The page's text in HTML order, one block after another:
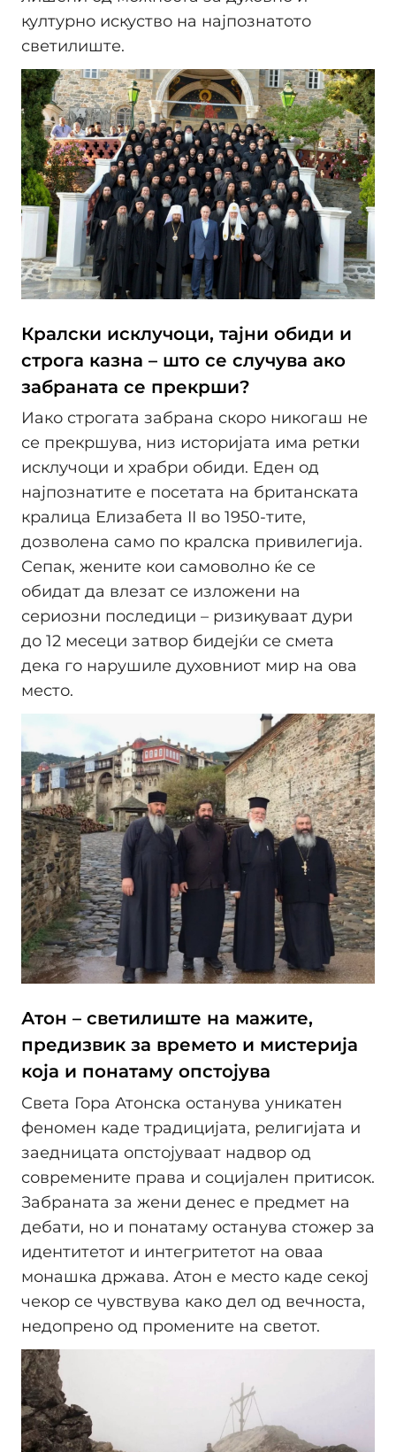
културно искуство на најпознатото
светилиште.
Кралски исклучоци, тајни обиди и
строга казна – што се случува ако
забраната се прекрши?
Иако строгата забрана скоро никогаш не
се прекршува, низ историјата има ретки
исклучоци и храбри обиди. Еден од
најпознатите е посетата на британската
кралица Елизабета II во 1950-тите,
дозволена само по кралска привилегија.
Сепак, жените кои самоволно ќе се
обидат да влезат се изложени на
сериозни последици – ризикуваат дури
до 12 месеци затвор бидејќи се смета
дека го нарушиле духовниот мир на ова
место.
Атон – светилиште на мажите,
предизвик за времето и мистерија
која и понатаму опстојува
Света Гора Атонска останува уникатен
феномен каде традицијата, религијата и
заедницата опстојуваат надвор од
современите права и социјален притисок.
Забраната за жени денес е предмет на
дебати, но и понатаму останува стожер за
идентитетот и интегритетот на оваа
монашка држава. Атон е место каде секој
чекор се чувствува како дел од вечноста,
недопрено од промените на светот.